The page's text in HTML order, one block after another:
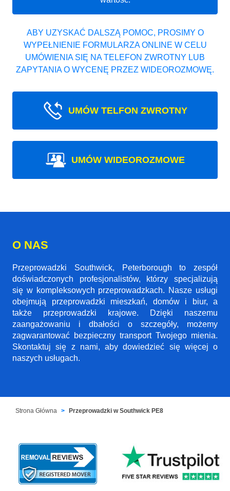
ABY UZYSKAĆ DALSZĄ POMOC, PROSIMY O
WYPEŁNIENIE FORMULARZA ONLINE W CELU
UMÓWIENIA SIĘ NA TELEFON ZWROTNY LUB
ZAPYTANIA O WYCENĘ PRZEZ WIDEOROZMOWĘ.
UMÓW TELFON ZWROTNY
UMÓW WIDEOROZMOWE
O NAS
Przeprowadzki Southwick, Peterborough to zespół
doświadczonych profesjonalistów, którzy specjalizują
się w kompleksowych przeprowadzkach. Nasze usługi
obejmują przeprowadzki mieszkań, domów i biur, a
także przeprowadzki krajowe. Dzięki naszemu
zaangażowaniu i dbałości o szczegóły, możemy
zagwarantować bezpieczny transport Twojego mienia.
Skontaktuj się z nami, aby dowiedzieć się więcej o
naszych usługach.
Strona Główna Przeprowadzki w Southwick PE8